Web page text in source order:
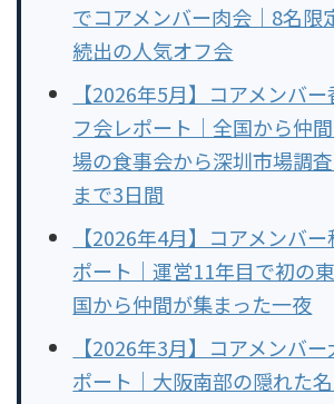
でコアメンバー肉会｜8名限
続出の人気オフ会
【2026年5月】コアメンバ
フ会レポート｜全国から仲
場の食事会から深圳市場調
まで3日間
【2026年4月】コアメンバ
ポート｜運営11年目で初の
国から仲間が集まった一夜
【2026年3月】コアメンバ
ポート｜大阪南部の隠れた